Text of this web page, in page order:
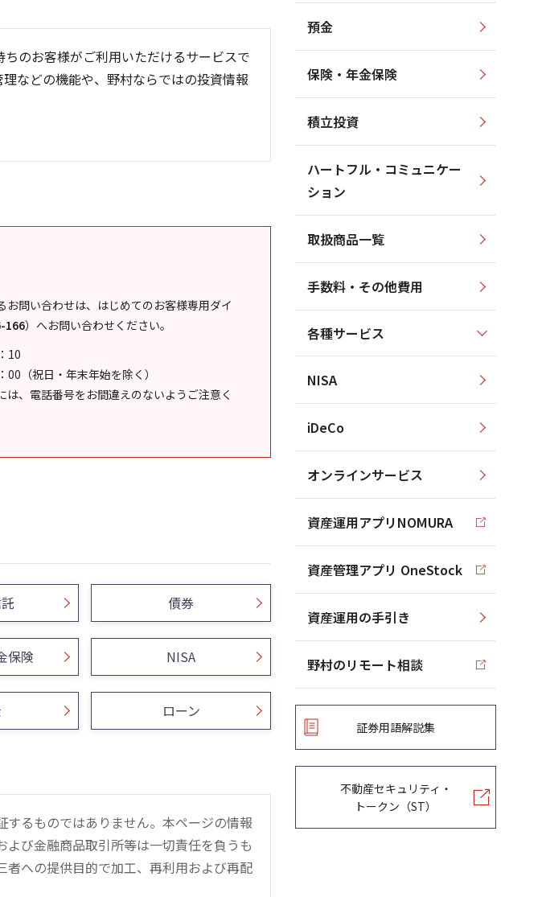
ちのお客様がご利用いただけるサービスで
などの機能や、野村ならではの投資情報
お問い合わせは、はじめてのお客様専用ダイ
166） へお問い合わせください。
10
00（祝日・年末年始を除く）
は、電話番号をお間違えのないようご注意く
債券
保険 NISA
ローン
るものではありません。本ページの情報
び金融商品取引所等は一切責任を負うも
への提供目的で加工、再利用および再配
預金
保険・年金保険
積立投資
ハートフル・コミュニケー
ション
取扱商品一覧
手数料・その他費用
各種サービス
NISA
iDeCo
オンラインサービス
資産運用アプリNOMURA
資産管理アプリ OneStock
資産運用の手引き
野村のリモート相談
証券用語解説集
不動産セキュリティ・
トークン（ST）